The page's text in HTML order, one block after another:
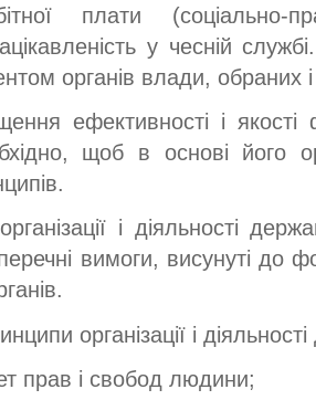
плати (соціально-
у чесній
органів влади,
ефективності і якості
щоб в основі його
і діяльності
вимоги, висунуті до
організації і
прав і свобод людини;